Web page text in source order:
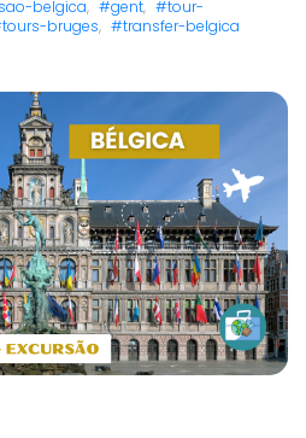
belgica, #gent, #tour-
bruges, #transfer-belgica